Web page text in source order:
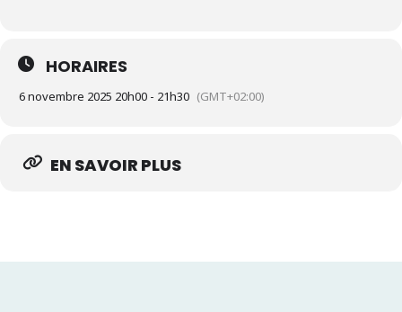
HORAIRES
6 novembre 2025 20h00 - 21h30 (GMT+02:00)
EN SAVOIR PLUS